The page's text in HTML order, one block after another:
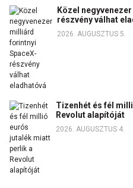
Közel
részvény válhat
2026. AUGUSZTUS 5.
Tizenhét és fél
Revolut alapítóját
2026. AUGUSZTUS 4.